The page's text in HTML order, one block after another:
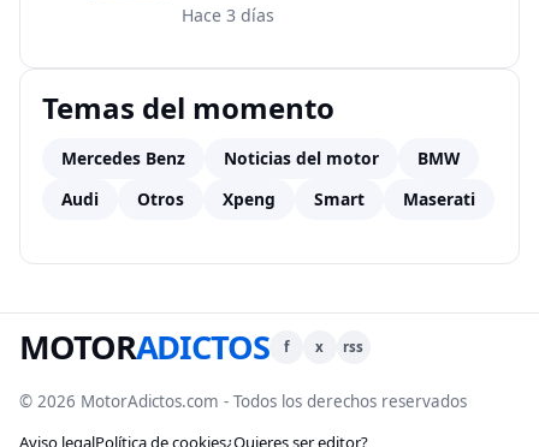
Hace 3 días
Temas del momento
Mercedes Benz Noticias del motor
BMW
Audi
Otros Xpeng Smart Maserati
MOTORADICTOS f x rss
© 2026 MotorAdictos.com - Todos los derechos reservados